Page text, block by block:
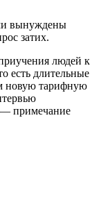
вынуждены
затих.
людей к
есть длительные
новую тарифную
— примечание